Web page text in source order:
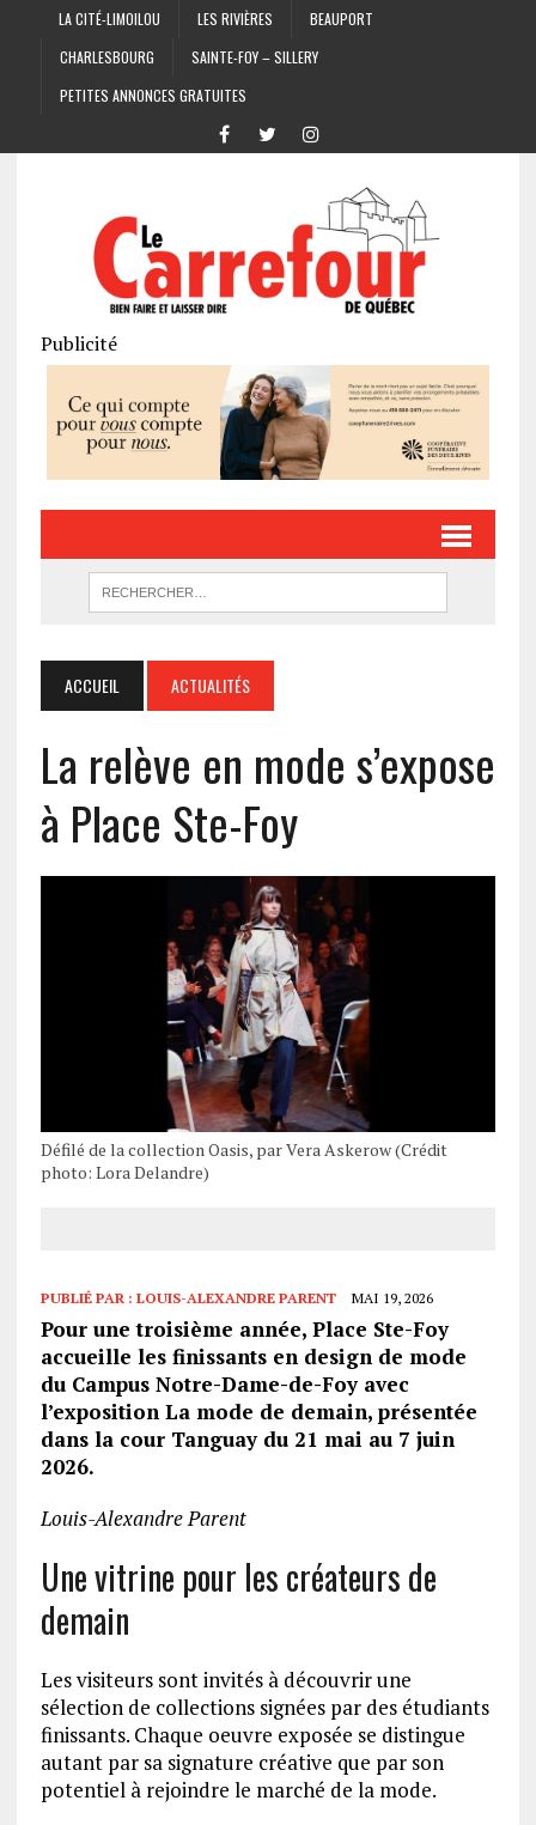
LA CITÉ-LIMOILOU LES RIVIÈRES
BEAUPORT
CHARLESBOURG
SAINTE-FOY – SILLERY
PETITES ANNONCES GRATUITES
Publicité
ACCUEIL ACTUALITÉS
La relève en mode s’expose
à Place Ste-Foy
Défilé de la collection Oasis, par Vera Askerow (Crédit
photo: Lora Delandre)
PUBLIÉ PAR : LOUIS-ALEXANDRE PARENT MAI 19, 2026
Pour une troisième année, Place Ste-Foy
accueille les finissants en design de mode
du Campus Notre-Dame-de-Foy avec
l’exposition La mode de demain, présentée
dans la cour Tanguay du 21 mai au 7 juin
2026.
Louis-Alexandre Parent
Une vitrine pour les créateurs de
demain
Les visiteurs sont invités à découvrir une
sélection de collections signées par des étudiants
finissants. Chaque oeuvre exposée se distingue
autant par sa signature créative que par son
potentiel à rejoindre le marché de la mode.